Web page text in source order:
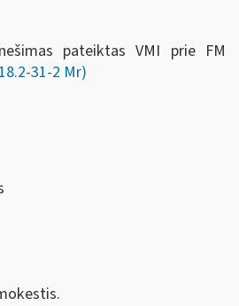
pateiktas VMI prie FM
31-2 Mr)